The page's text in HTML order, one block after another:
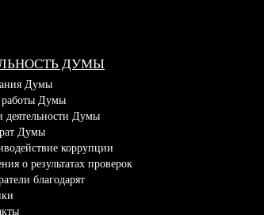
ДУМЫ
Думы
Думы
деятельности Думы
Думы
коррупции
о результатах проверок
благодарят